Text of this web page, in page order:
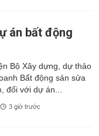
án bất động
Bộ Xây dựng, dự thảo
Bất động sản sửa
đối với dự án...
3 giờ trước